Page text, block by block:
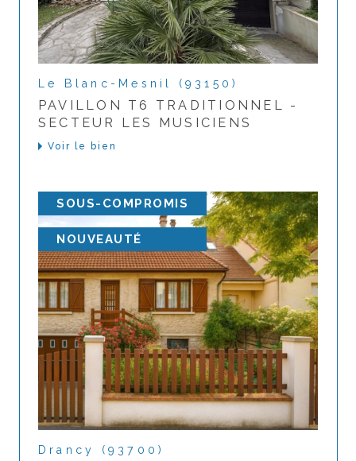
Le Blanc-Mesnil (93150)
PAVILLON T6 TRADITIONNEL -
SECTEUR LES MUSICIENS
Voir le bien
SOUS-COMPROMIS
NOUVEAUTÉ
Drancy (93700)